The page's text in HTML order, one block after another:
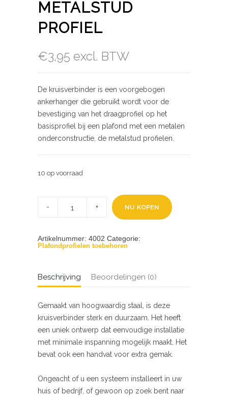
METALSTUD
PROFIEL
€3,95 excl. BTW
De kruisverbinder is een voorgebogen
ankerhanger die gebruikt wordt voor de
bevestiging van het draagprofiel op het
basisprofiel bij een plafond met een metalen
onderconstructie, de metalstud profielen.
10 op voorraad
t.b.v.
profiel
quantity
NU KOPEN
Artikelnummer: 4002 Categorie:
Plafondprofielen toebehoren
Beschrijving Beoordelingen (0)
Gemaakt van hoogwaardig staal, is deze
kruisverbinder sterk en duurzaam. Het heeft
een uniek ontwerp dat eenvoudige installatie
met minimale inspanning mogelijk maakt. Het
bevat ook een handvat voor extra gemak.
Ongeacht of u een systeem installeert in uw
huis of bedrijf, of gewoon op zoek bent naar